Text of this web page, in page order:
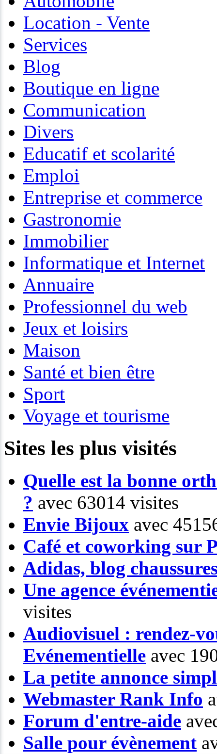
Location - Vente
Services
Blog
Boutique en ligne
Communication
Divers
Educatif et scolarité
Emploi
Entreprise et commerce
Gastronomie
Immobilier
Informatique et Internet
Annuaire
Professionnel du web
Jeux et loisirs
Maison
Santé et bien être
Sport
Voyage et tourisme
Sites les plus visités
Quelle est la bonne
? avec 63014 visites
Envie Bijoux avec
Café et coworking sur
Adidas, blog
Une agence
visites
Audiovisuel : rendez-
Evénementielle avec
La petite annonce
Webmaster Rank Info
Forum d'entre-aide
Salle pour évènement